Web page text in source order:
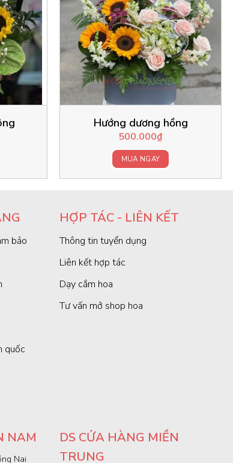
Hướng dương hồng
500.000₫
MUA NGAY
bảo
quốc
HỢP TÁC - LIÊN KẾT
Thông tin tuyển dụng
Liên kết hợp tác
Dạy cắm hoa
Tư vấn mở shop hoa
NAM
Nai
DS CỬA HÀNG MIỀN
TRUNG